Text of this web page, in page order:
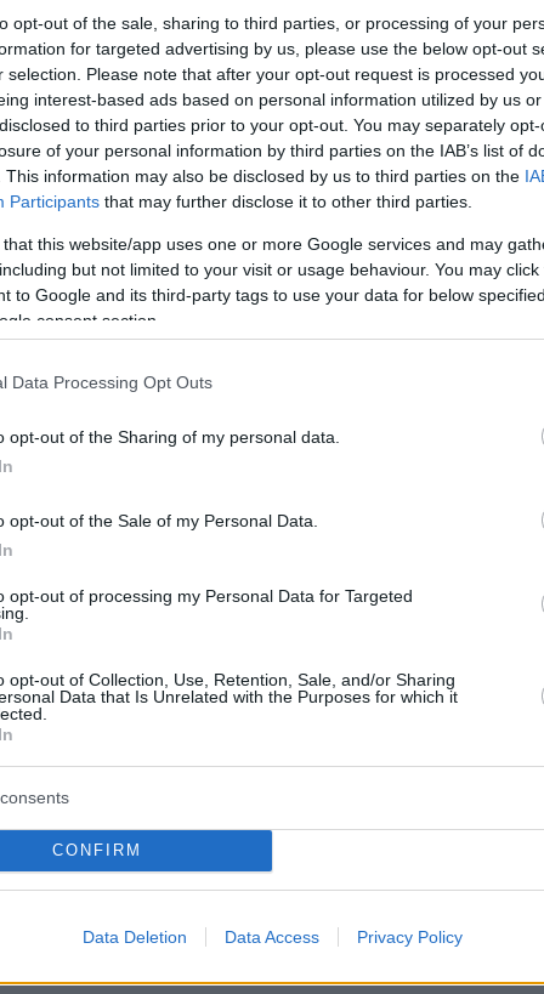
opt-out of the sale, sharing to third parties, or processing of your
for targeted advertising by us, please use the below opt-out
selection. Please note that after your opt-out request is processed
interest-based ads based on personal information utilized by us
to third parties prior to your opt-out. You may separately
of your personal information by third parties on the IAB’s list of
This information may also be disclosed by us to third parties on the
Participants that may further disclose it to other third parties.
that this website/app uses one or more Google services and may
but not limited to your visit or usage behaviour. You may
to Google and its third-party tags to use your data for below
consent section.
Data Processing Opt Outs
opt-out of the Sharing of my personal data.
opt-out of the Sale of my Personal Data.
opt-out of processing my Personal Data for Targeted
opt-out of Collection, Use, Retention, Sale, and/or Sharing
Data that Is Unrelated with the Purposes for which it
CONFIRM
Data Deletion Data Access Privacy Policy
protothema.gr στο Google News
και μάθετε πρώτοι
Ειδήσειςαπό την Ελλάδα και τον Κόσμο, τη
στο Protothema.gr
τον δείχνει έξω
δύο
αβεβαιότητα,
κλιμάκωση»
έχασε 10 κιλά
το αγαπημένο
από την Ελλάδα,
Τα 21 καλύτερα εστιατόρια στο
Ιόνιο
για τη Γάζα, δεν αποσύρουμε τον
πριν 26 λεπτά
τον σκύλο σας από μια φωτιά
μαγιό της και έκανε γιόγκα δίπλα
πριν 39 λεπτά